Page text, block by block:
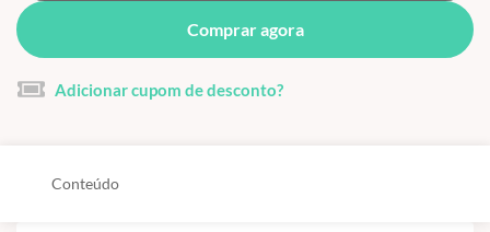
Comprar agora
Adicionar cupom de desconto?
Conteúdo